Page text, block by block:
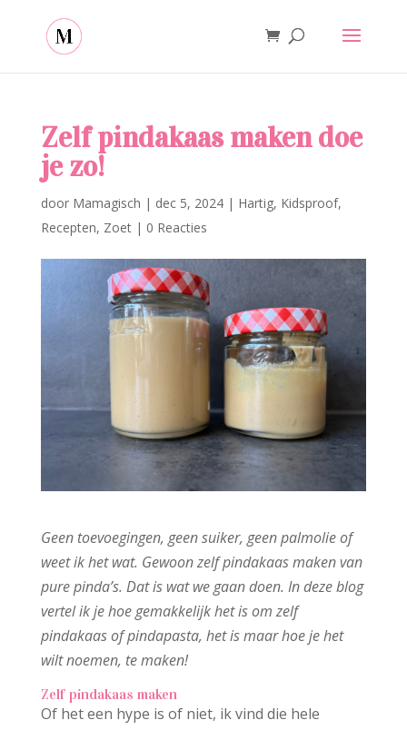
Zelf pindakaas maken doe
je zo!
door Mamagisch | dec 5, 2024| Hartig, Kidsproof,
Recepten, Zoet| 0 Reacties
Geen toevoegingen, geen suiker, geen palmolie of
weet ik het wat. Gewoon zelf pindakaas maken van
pure pinda’s. Dat is wat we gaan doen. In deze blog
vertel ik je hoe gemakkelijk het is om zelf
pindakaas of pindapasta, het is maar hoe je het
wilt noemen, te maken!
Zelf pindakaas maken
Of het een hype is of niet, ik vind die hele